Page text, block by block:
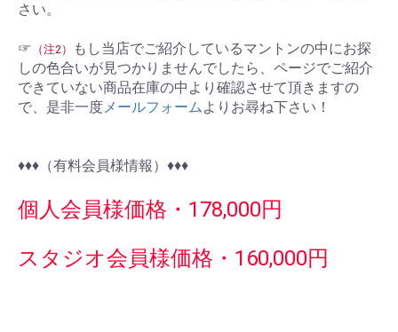
さい。
☞ （注2）
もし当店でご紹介しているマントンの中にお探
しの色合いが見つかりませんでしたら、ページでご紹介
できていない商品在庫の中より確認させて頂きますの
で、是非一度メールフォームよりお尋ね下さい！
♦︎♦︎♦︎（有料会員様情報）♦︎♦︎♦︎
個人会員様価格・178,000円
スタジオ会員様価格・160,000円